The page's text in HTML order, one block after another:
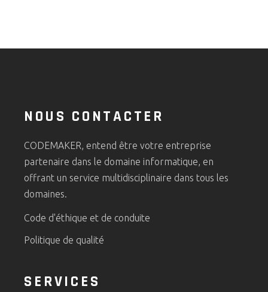
NOUS CONTACTER
CODEMAKER, entend être votre entreprise
partenaire dans le domaine informatique, en
offrant un service multidisciplinaire dans tous les
domaines.
Code d'éthique et de conduite
Politique de qualité
SERVICES